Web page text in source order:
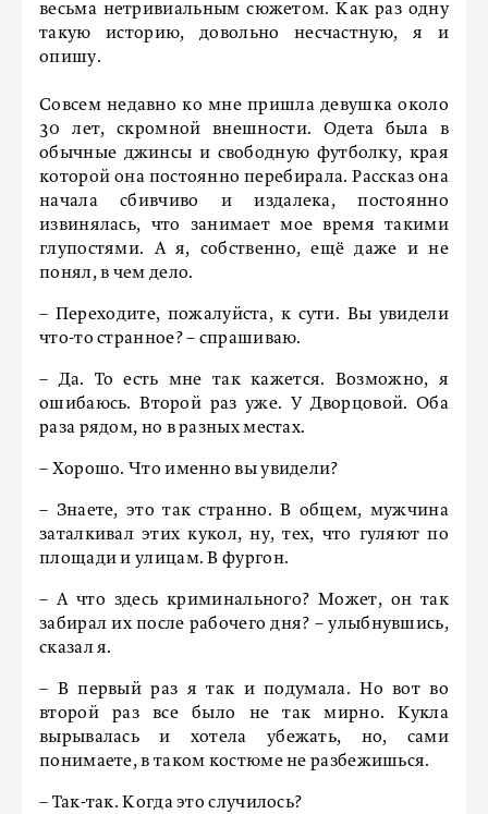
весьма нетривиальным сюжетом. Как раз одну
такую историю, довольно несчастную, я и
опишу.
Совсем недавно ко мне пришла девушка около
30 лет, скромной внешности. Одета была в
обычные джинсы и свободную футболку, края
которой она постоянно перебирала. Рассказ она
начала сбивчиво и издалека, постоянно
извинялась, что занимает мое время такими
глупостями. А я, собственно, ещё даже и не
понял, в чем дело.
– Переходите, пожалуйста, к сути. Вы увидели
что-то странное? – спрашиваю.
– Да. То есть мне так кажется. Возможно, я
ошибаюсь. Второй раз уже. У Дворцовой. Оба
раза рядом, но в разных местах.
– Хорошо. Что именно вы увидели?
– Знаете, это так странно. В общем, мужчина
заталкивал этих кукол, ну, тех, что гуляют по
площади и улицам. В фургон.
– А что здесь криминального? Может, он так
забирал их после рабочего дня? – улыбнувшись,
сказал я.
– В первый раз я так и подумала. Но вот во
второй раз все было не так мирно. Кукла
вырывалась и хотела убежать, но, сами
понимаете, в таком костюме не разбежишься.
– Так-так. Когда это случилось?